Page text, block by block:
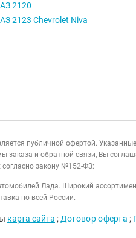
2120
2123 Chevrolet Niva
публичной офертой.
заказа и обратной связи, Вы
закону №152-ФЗ:
Лада. Широкий
по всей России.
карта сайта ;Договор оферта ;